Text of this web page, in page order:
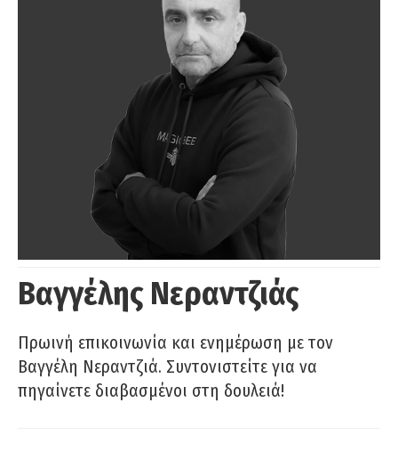
Βαγγέλης Νεραντζιάς
Πρωινή επικοινωνία και ενημέρωση με τον
Βαγγέλη Νεραντζιά. Συντονιστείτε για να
πηγαίνετε διαβασμένοι στη δουλειά!